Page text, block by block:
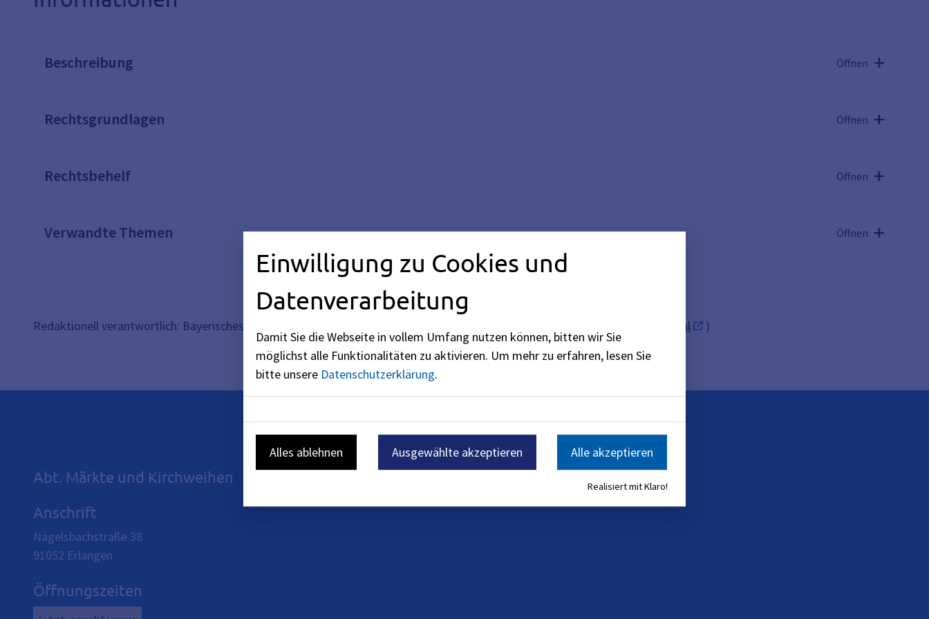
Beschreibung Öffnen
Rechtsgrundlagen Öffnen
Rechtsbehelf Öffnen
Verwandte Themen Öffnen
Redaktionell verantwortlich: Bayerisches Staatsministerium für Wirtschaft, Landesentwicklung und Energie (siehe BayernPortal )
Abt. Märkte und Kirchweihen
Anschrift
Nägelsbachstraße 38
91052 Erlangen
Öffnungszeiten
Einwilligung zu Cookies und
Datenverarbeitung
Damit Sie die Webseite in vollem Umfang nutzen können, bitten wir Sie
möglichst alle Funktionalitäten zu aktivieren. Um mehr zu erfahren, lesen Sie
bitte unsere Datenschutzerklärung.
Alles ablehnen Ausgewählte akzeptieren Alle akzeptieren
Realisiert mit Klaro!